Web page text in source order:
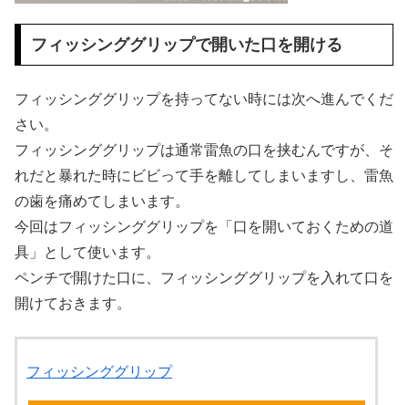
フィッシンググリップで開いた口を開ける
フィッシンググリップを持ってない時には次へ進んでくだ
さい。
フィッシンググリップは通常雷魚の口を挟むんですが、そ
れだと暴れた時にビビって手を離してしまいますし、雷魚
の歯を痛めてしまいます。
今回はフィッシンググリップを「口を開いておくための道
具」として使います。
ペンチで開けた口に、フィッシンググリップを入れて口を
開けておきます。
フィッシンググリップ